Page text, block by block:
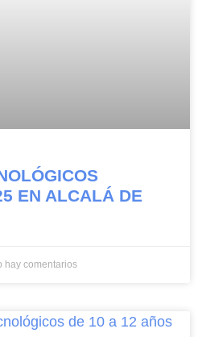
EN ALCALÁ DE
hay comentarios